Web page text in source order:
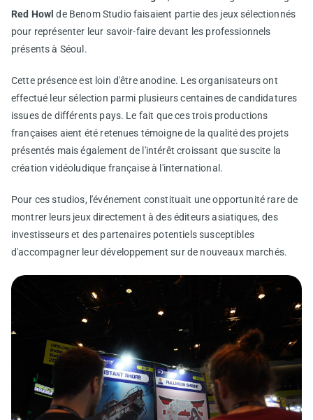
Red Howl de Benom Studio faisaient partie des jeux sélectionnés
pour représenter leur savoir-faire devant les professionnels
présents à Séoul.
Cette présence est loin d'être anodine. Les organisateurs ont
effectué leur sélection parmi plusieurs centaines de candidatures
issues de différents pays. Le fait que ces trois productions
françaises aient été retenues témoigne de la qualité des projets
présentés mais également de l'intérêt croissant que suscite la
création vidéoludique française à l'international.
Pour ces studios, l'événement constituait une opportunité rare de
montrer leurs jeux directement à des éditeurs asiatiques, des
investisseurs et des partenaires potentiels susceptibles
d'accompagner leur développement sur de nouveaux marchés.